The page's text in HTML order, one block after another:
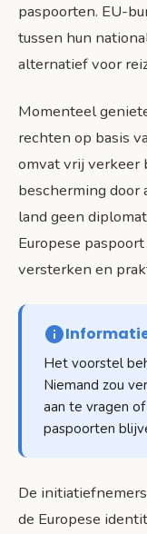
paspoorten. EU-
tussen hun
alternatief voor
Momenteel
rechten op basis
omvat vrij verkeer
bescherming door
land geen
Europese
versterken en
Het voorstel
Niemand zou
aan te vragen
paspoorten
De
de Europese